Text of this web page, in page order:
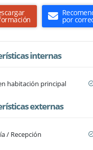
por
internas
habitación principal
externas
/ Recepción